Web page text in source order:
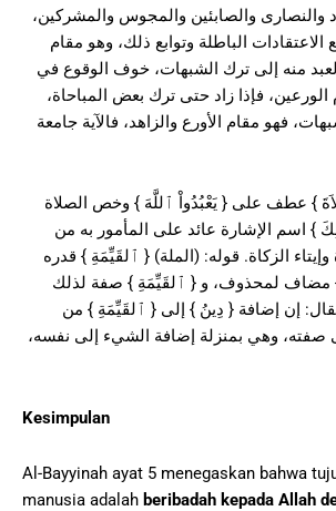
والنصارى والصابئين والمجوس والمشركين،
الباطلة وتوابع ذلك، وهو مقام
منه إلى ترك الشبهات، خوف الوقوع في
فإذا زاد حتى ترك بعض المباحاة،
فهو مقام الأورع والزاهد، فالآية جامعة
} عطف على { يَعْبُدُواْ ٱللَّهَ } وخص الصلاة
} اسم الإشارة عائد على المأمور به من
وإيتاء الزكاة. قوله: (الملة) { ٱلقَيِّمَةِ } قدره
} مضاف لمحذوف، و { ٱلقَيِّمَةِ } صفة لذلك
إن إضافة { دِينُ } إلى { ٱلقَيِّمَةِ } من
صفته، وهي بمنزلة إضافة الشيء إلى نفسه،
Kesimpulan
Al-Bayyinah ayat 5 menegaskan bahwa
manusia adalah beribadah kepada Allah